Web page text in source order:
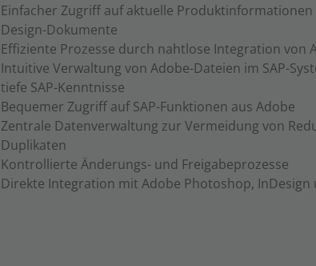
Einfacher Zugriff auf aktuelle
Design-Dokumente
Effiziente Prozesse durch nahtlose Integration von
Intuitive Verwaltung von Adobe-Dateien im SAP-
tiefe SAP-Kenntnisse
Bequemer Zugriff auf SAP-Funktionen aus Adobe
Zentrale Datenverwaltung zur Vermeidung von
Duplikaten
Kontrollierte Änderungs- und Freigabeprozesse
Direkte Integration mit Adobe Photoshop,